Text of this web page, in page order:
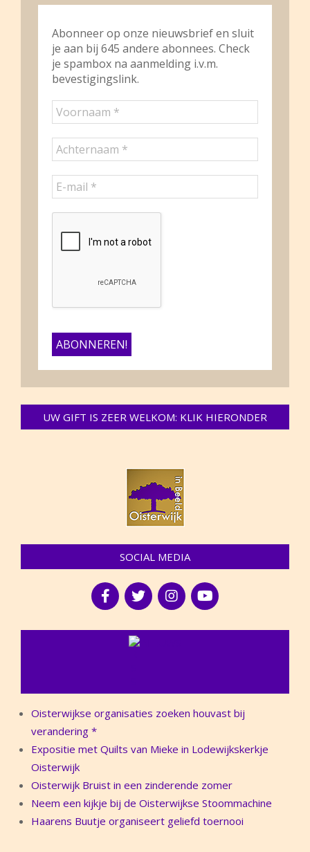
Abonneer op onze nieuwsbrief en sluit
je aan bij 645 andere abonnees. Check
je spambox na aanmelding i.v.m.
bevestigingslink.
UW GIFT IS ZEER WELKOM: KLIK HIERONDER
SOCIAL MEDIA
Oisterwijkse organisaties zoeken houvast bij
verandering *
Expositie met Quilts van Mieke in Lodewijkskerkje
Oisterwijk
Oisterwijk Bruist in een zinderende zomer
Neem een kijkje bij de Oisterwijkse Stoommachine
Haarens Buutje organiseert geliefd toernooi